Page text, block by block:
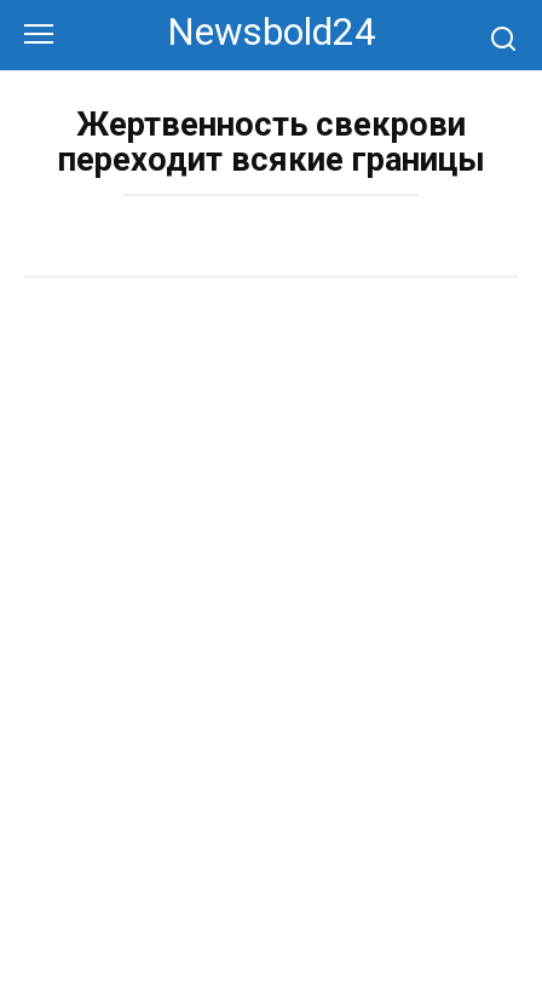
контенту
Newsbold24
Жертвенность свекрови
переходит всякие границы